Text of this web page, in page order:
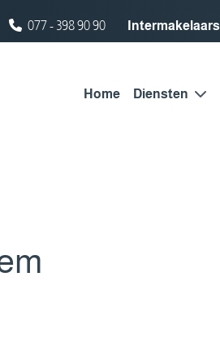
077 - 398 90 90
Home Diensten